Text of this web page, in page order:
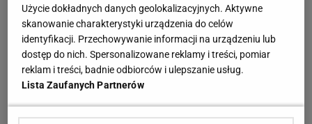
Użycie dokładnych danych geolokalizacyjnych. Aktywne
skanowanie charakterystyki urządzenia do celów
identyfikacji. Przechowywanie informacji na urządzeniu lub
dostęp do nich. Spersonalizowane reklamy i treści, pomiar
reklam i treści, badnie odbiorców i ulepszanie usług.
Lista Zaufanych Partnerów